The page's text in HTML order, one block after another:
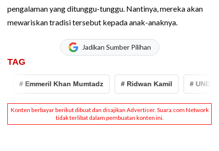
pengalaman yang ditunggu-tunggu. Nantinya, mereka akan
mewariskan tradisi tersebut kepada anak-anaknya.
Jadikan Sumber Pilihan
TAG
# Emmeril Khan Mumtadz # Ridwan Kamil # UNESCO